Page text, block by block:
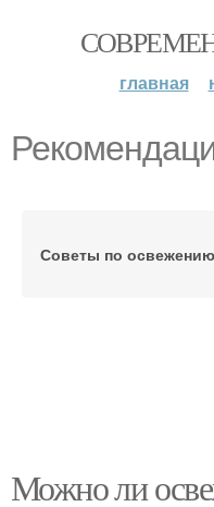
главная
Советы по освежению
Можно ли